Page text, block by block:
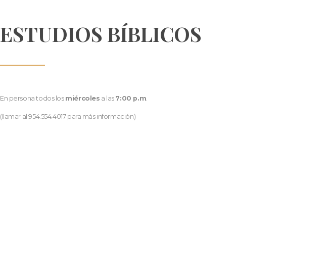
ESTUDIOS BÍBLICOS
En persona todos los miércoles a las 7:00 p.m
(llamar al 954.554.4017 para más información)